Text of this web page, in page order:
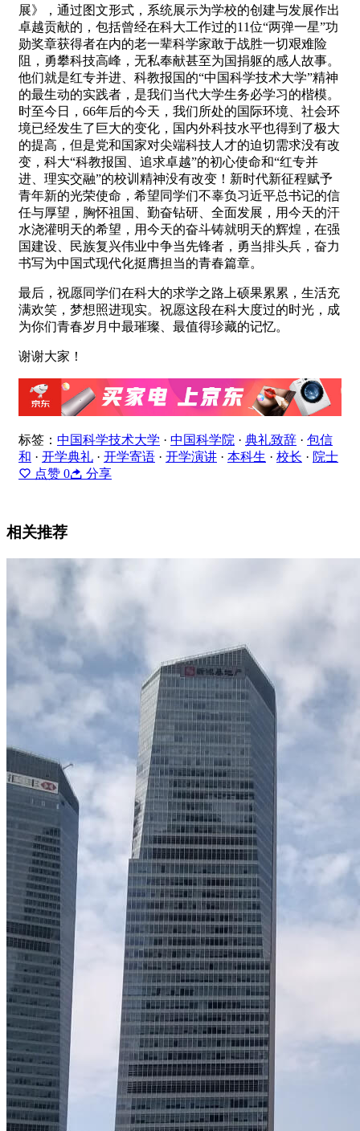
展》，通过图文形式，系统展示为学校的创建与发展作出
卓越贡献的，包括曾经在科大工作过的11位“两弹一星”功
勋奖章获得者在内的老一辈科学家敢于战胜一切艰难险
阻，勇攀科技高峰，无私奉献甚至为国捐躯的感人故事。
他们就是红专并进、科教报国的“中国科学技术大学”精神
的最生动的实践者，是我们当代大学生务必学习的楷模。
时至今日，66年后的今天，我们所处的国际环境、社会环
境已经发生了巨大的变化，国内外科技水平也得到了极大
的提高，但是党和国家对尖端科技人才的迫切需求没有改
变，科大“科教报国、追求卓越”的初心使命和“红专并
进、理实交融”的校训精神没有改变！新时代新征程赋予
青年新的光荣使命，希望同学们不辜负习近平总书记的信
任与厚望，胸怀祖国、勤奋钻研、全面发展，用今天的汗
水浇灌明天的希望，用今天的奋斗铸就明天的辉煌，在强
国建设、民族复兴伟业中争当先锋者，勇当排头兵，奋力
书写为中国式现代化挺膺担当的青春篇章。
最后，祝愿同学们在科大的求学之路上硕果累累，生活充
满欢笑，梦想照进现实。祝愿这段在科大度过的时光，成
为你们青春岁月中最璀璨、最值得珍藏的记忆。
谢谢大家！
标签： 中国科学技术大学 · 中国科学院 · 典礼致辞 · 包信
和 · 开学典礼 · 开学寄语 · 开学演讲 · 本科生 · 校长 · 院士
点赞 0 分享
相关推荐